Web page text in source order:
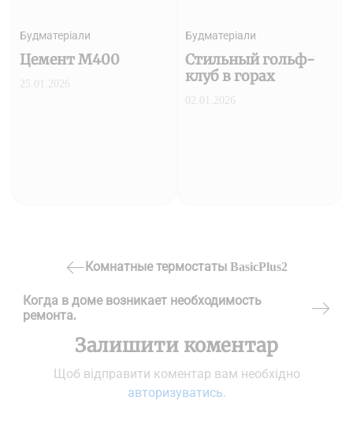
Будматеріали
Цемент М400
25.01.2026
Будматеріали
Стильный гольф-
клуб в горах
02.01.2026
Навігація
записів
Post
Комнатные термостаты BasicPlus2
Post
Когда в доме возникает необходимость
ремонта.
Залишити коментар
Щоб відправити коментар вам необхідно
авторизуватись.